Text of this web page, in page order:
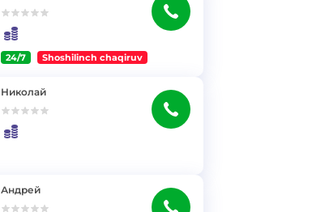
24/7 Shoshilinch chaqiruv
Николай
Андрей